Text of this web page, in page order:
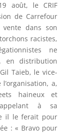
août, le CRIF
de Carrefour
vente dans son
racistes,
ne
en distribution
Taieb, le vice-
a,
haineux et
appelant à sa
il le ferait pour
: « Bravo pour